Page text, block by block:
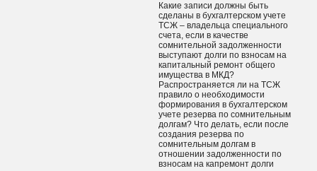
Какие записи должны быть
сделаны в бухгалтерском учете
ТСЖ – владельца специального
счета, если в качестве
сомнительной задолженности
выступают долги по взносам на
капитальный ремонт общего
имущества в МКД?
Распространяется ли на ТСЖ
правило о необходимости
формирования в бухгалтерском
учете резерва по сомнительным
долгам? Что делать, если после
создания резерва по
сомнительным долгам в
отношении задолженности по
взносам на капремонт долги